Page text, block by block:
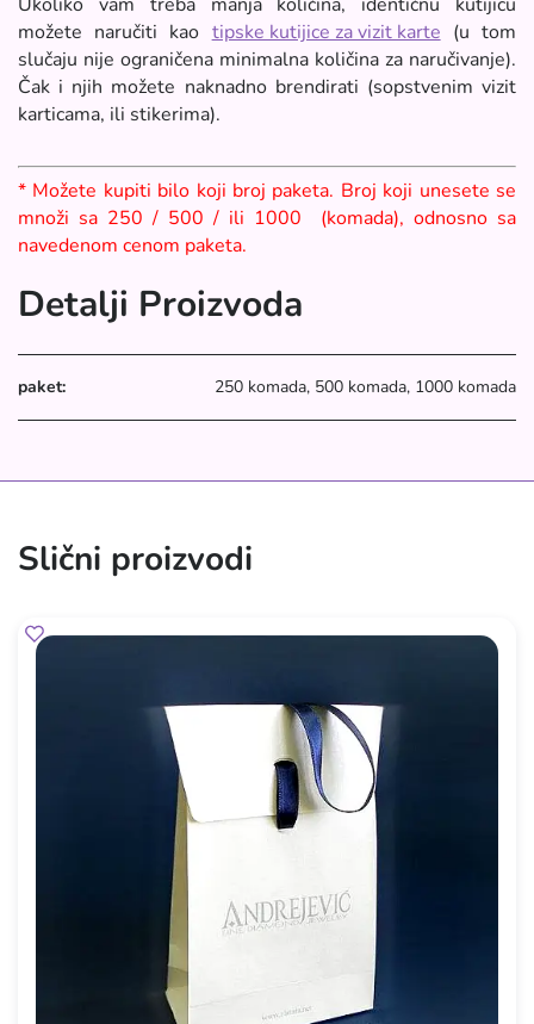
možete naručiti kao tipske kutijice za vizit karte (u tom
slučaju nije ograničena minimalna količina za naručivanje).
Čak i njih možete naknadno brendirati (sopstvenim vizit
karticama, ili stikerima).
* Možete kupiti bilo koji broj paketa. Broj koji unesete se
množi sa 250 / 500 / ili 1000 (komada), odnosno sa
navedenom cenom paketa.
Detalji Proizvoda
paket: 250 komada, 500 komada, 1000 komada
Slični proizvodi